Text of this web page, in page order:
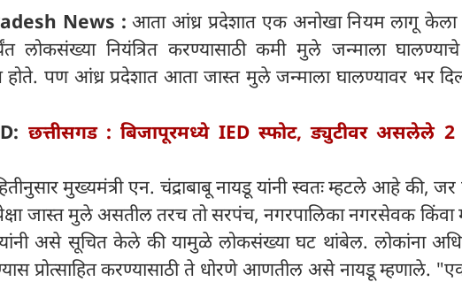
News : आता आंध्र प्रदेशात एक अनोखा नियम लागू केला
लोकसंख्या नियंत्रित करण्यासाठी कमी मुले जन्माला
पण आंध्र प्रदेशात आता जास्त मुले जन्माला घालण्यावर भर
छत्तीसगड : बिजापूरमध्ये IED स्फोट, ड्युटीवर असलेले
मुख्यमंत्री एन. चंद्राबाबू नायडू यांनी स्वतः म्हटले आहे की, जर
जास्त मुले असतील तरच तो सरपंच, नगरपालिका नगरसेवक किंवा
असे सूचित केले की यामुळे लोकसंख्या घट थांबेल. लोकांना
प्रोत्साहित करण्यासाठी ते धोरणे आणतील असे नायडू म्हणाले.